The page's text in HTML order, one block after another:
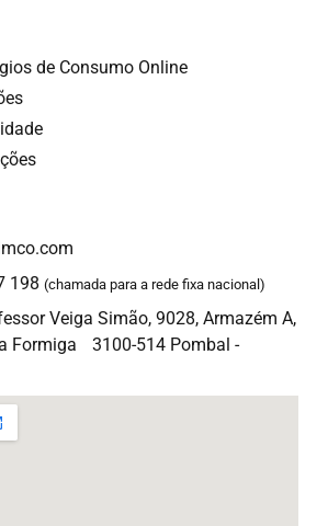
de Consumo Online
198 (chamada para a rede fixa nacional)
Veiga Simão, 9028, Armazém A,
Formiga 3100-514 Pombal -